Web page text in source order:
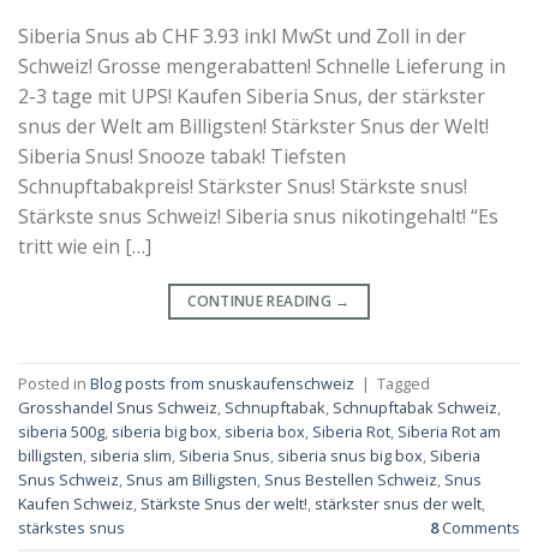
Siberia Snus ab CHF 3.93 inkl MwSt und Zoll in der
Schweiz! Grosse mengerabatten! Schnelle Lieferung in
2-3 tage mit UPS! Kaufen Siberia Snus, der stärkster
snus der Welt am Billigsten! Stärkster Snus der Welt!
Siberia Snus! Snooze tabak! Tiefsten
Schnupftabakpreis! Stärkster Snus! Stärkste snus!
Stärkste snus Schweiz! Siberia snus nikotingehalt! “Es
tritt wie ein […]
CONTINUE READING →
Posted in Blog posts from snuskaufenschweiz | Tagged
Grosshandel Snus Schweiz, Schnupftabak, Schnupftabak Schweiz,
siberia 500g, siberia big box, siberia box, Siberia Rot, Siberia Rot am
billigsten, siberia slim, Siberia Snus, siberia snus big box, Siberia
Snus Schweiz, Snus am Billigsten, Snus Bestellen Schweiz, Snus
Kaufen Schweiz, Stärkste Snus der welt!, stärkster snus der welt,
stärkstes snus
8Comments